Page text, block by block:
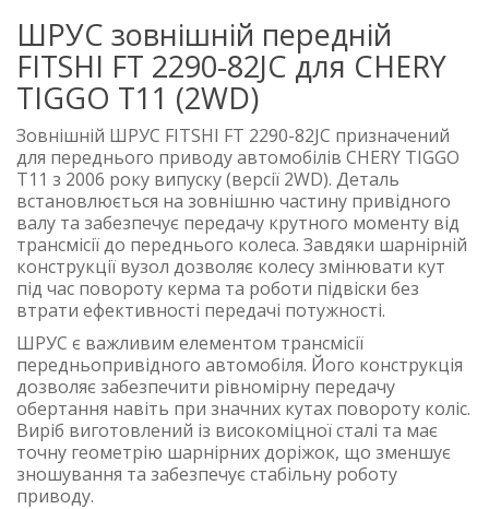
ШРУС зовнішній передній
FITSHI FT 2290-82JC для CHERY
TIGGO T11 (2WD)
Зовнішній ШРУС FITSHI FT 2290-82JC призначений
для переднього приводу автомобілів CHERY TIGGO
T11 з 2006 року випуску (версії 2WD). Деталь
встановлюється на зовнішню частину привідного
валу та забезпечує передачу крутного моменту від
трансмісії до переднього колеса. Завдяки шарнірній
конструкції вузол дозволяє колесу змінювати кут
під час повороту керма та роботи підвіски без
втрати ефективності передачі потужності.
ШРУС є важливим елементом трансмісії
передньопривідного автомобіля. Його конструкція
дозволяє забезпечити рівномірну передачу
обертання навіть при значних кутах повороту коліс.
Виріб виготовлений із високоміцної сталі та має
точну геометрію шарнірних доріжок, що зменшує
зношування та забезпечує стабільну роботу
приводу.